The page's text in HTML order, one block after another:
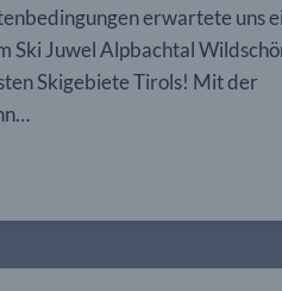
erwartete uns
Ski Juwel Alpbachtal
Skigebiete Tirols! Mit der